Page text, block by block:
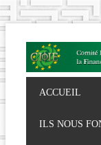
ACCUEIL
ILS NOUS